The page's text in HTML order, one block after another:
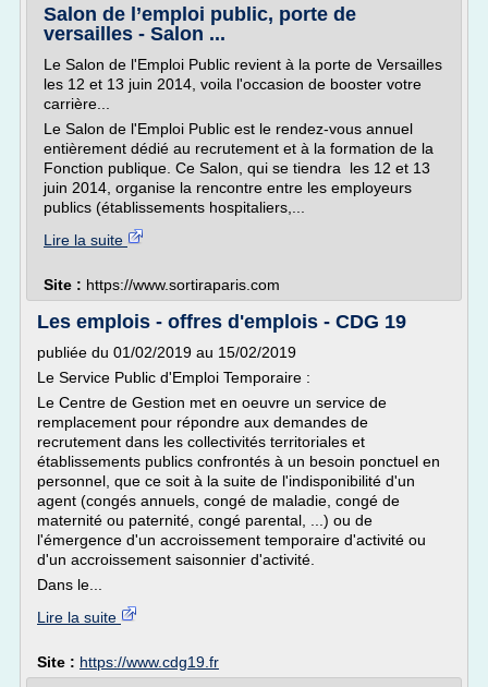
Salon de l’emploi public, porte de
versailles - Salon ...
Le Salon de l'Emploi Public revient à la porte de Versailles
les 12 et 13 juin 2014, voila l'occasion de booster votre
carrière...
Le Salon de l'Emploi Public est le rendez-vous annuel
entièrement dédié au recrutement et à la formation de la
Fonction publique. Ce Salon, qui se tiendra les 12 et 13
juin 2014, organise la rencontre entre les employeurs
publics (établissements hospitaliers,...
Lire la suite
Site : https://www.sortiraparis.com
Les emplois - offres d'emplois - CDG 19
publiée du 01/02/2019 au 15/02/2019
Le Service Public d'Emploi Temporaire :
Le Centre de Gestion met en oeuvre un service de
remplacement pour répondre aux demandes de
recrutement dans les collectivités territoriales et
établissements publics confrontés à un besoin ponctuel en
personnel, que ce soit à la suite de l'indisponibilité d'un
agent (congés annuels, congé de maladie, congé de
maternité ou paternité, congé parental, ...) ou de
l'émergence d'un accroissement temporaire d'activité ou
d'un accroissement saisonnier d'activité.
Dans le...
Lire la suite
Site : https://www.cdg19.fr